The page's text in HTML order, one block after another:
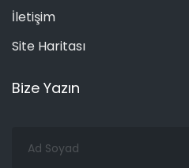
İletişim
Site Haritası
Bize Yazın
Soyad